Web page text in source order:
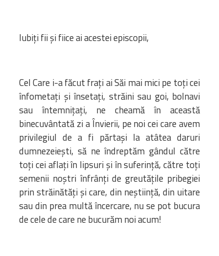
Iubiți fii și fiice ai acestei episcopii,
Cel Care i-a făcut frați ai Săi mai mici pe toți cei
înfometați și însetați, străini sau goi, bolnavi
sau întemnițați, ne cheamă în această
binecuvântată zi a Învierii, pe noi cei care avem
privilegiul de a fi părtași la atâtea daruri
dumnezeiești, să ne îndreptăm gândul către
toți cei aflați în lipsuri și în suferință, către toți
semenii noștri înfrânți de greutățile pribegiei
prin străinătăți și care, din neștiință, din uitare
sau din prea multă încercare, nu se pot bucura
de cele de care ne bucurăm noi acum!